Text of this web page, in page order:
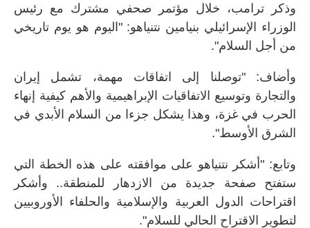
وذكر ترامب، خلال مؤتمر صحفي مشترك مع رئيس
الوزراء الإسرائيلي بنيامين نتنياهو: "اليوم هو يوم تاريخي
من أجل السلام".
وأضاف: "توصلنا إلى اتفاقات مهمة، تشمل إيران
والتجارة وتوسيع الاتفاقيات الإبراهيمية والأهم كيفية إنهاء
الحرب في غزة، وهذا يشكل جزءا من السلام الأبدي في
الشرق الأوسط".
وتابع: "أشكر نتنياهو على موافقته على هذه الخطة التي
ستفتح صفحة جديدة من الازدهار للمنطقة.. وأشكر
اقتراحات الدول العربية والإسلامية والحلفاء الأوروبيين
لتطوير الاقتراح الحالي للسلام".